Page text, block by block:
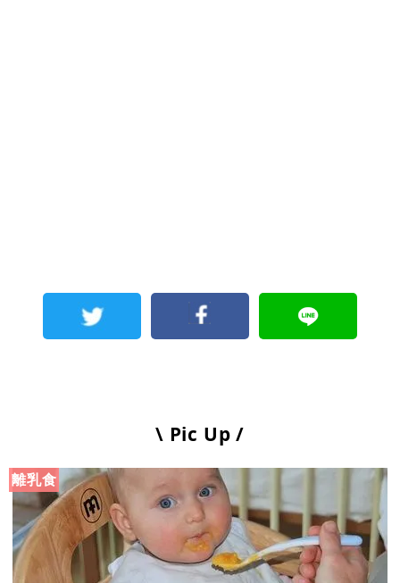
\ Pic Up /
離乳食